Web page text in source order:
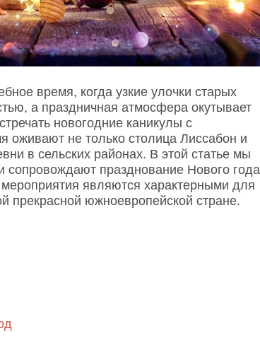
время, когда узкие улочки старых
а праздничная атмосфера окутывает
новогодние каникулы с
оживают не только столица Лиссабон и
в сельских районах. В этой статье мы
сопровождают празднование Нового года
являются характерными для
прекрасной южноевропейской стране.